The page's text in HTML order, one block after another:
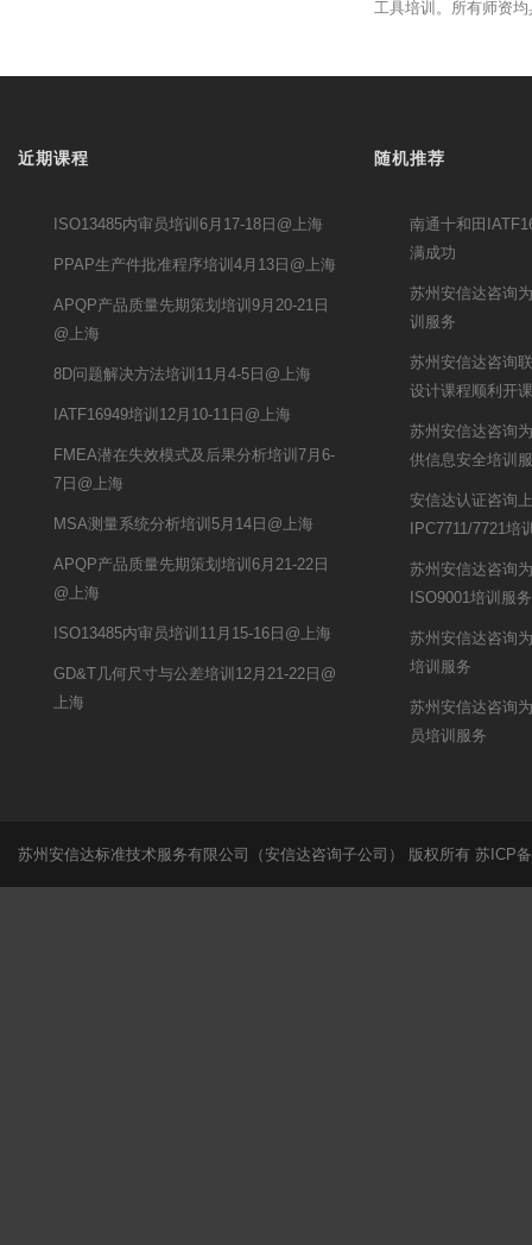
工具培训。所有师资
近期课程
ISO13485内审员培训6月17-18日@上海
PPAP生产件批准程序培训4月13日@上海
APQP产品质量先期策划培训9月20-21日
@上海
8D问题解决方法培训11月4-5日@上海
IATF16949培训12月10-11日@上海
FMEA潜在失效模式及后果分析培训7月6-
7日@上海
MSA测量系统分析培训5月14日@上海
APQP产品质量先期策划培训6月21-22日
@上海
ISO13485内审员培训11月15-16日@上海
GD&T几何尺寸与公差培训12月21-22日@
上海
随机推荐
南通十和田
满成功
苏州安信达咨询
训服务
苏州安信达咨询
设计课程顺利开课
苏州安信达咨询
供信息安全培训
安信达认证咨询
IPC7711/7721培
苏州安信达咨询
ISO9001培训服务
苏州安信达咨询
培训服务
苏州安信达咨询
员培训服务
苏州安信达标准技术服务有限公司（安信达咨询子公司） 版权所有 苏ICP